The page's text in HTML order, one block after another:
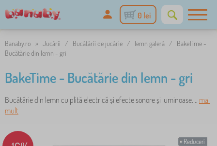
0 lei
Banaby.ro » Jucării / Bucătării de jucărie / lemn galeră /
BakeTime -
Bucătărie din lemn - gri
BakeTime - Bucătărie din lemn - gri
Bucătărie din lemn cu plită electrică și efecte sonore și luminoase. .. mai
mult
Reduceri